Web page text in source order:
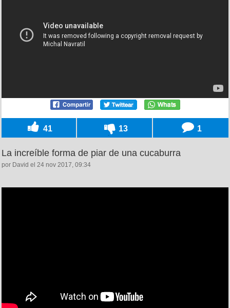
41 13 1
La increíble forma de piar de una cucaburra
por David el 24 nov 2017, 09:34